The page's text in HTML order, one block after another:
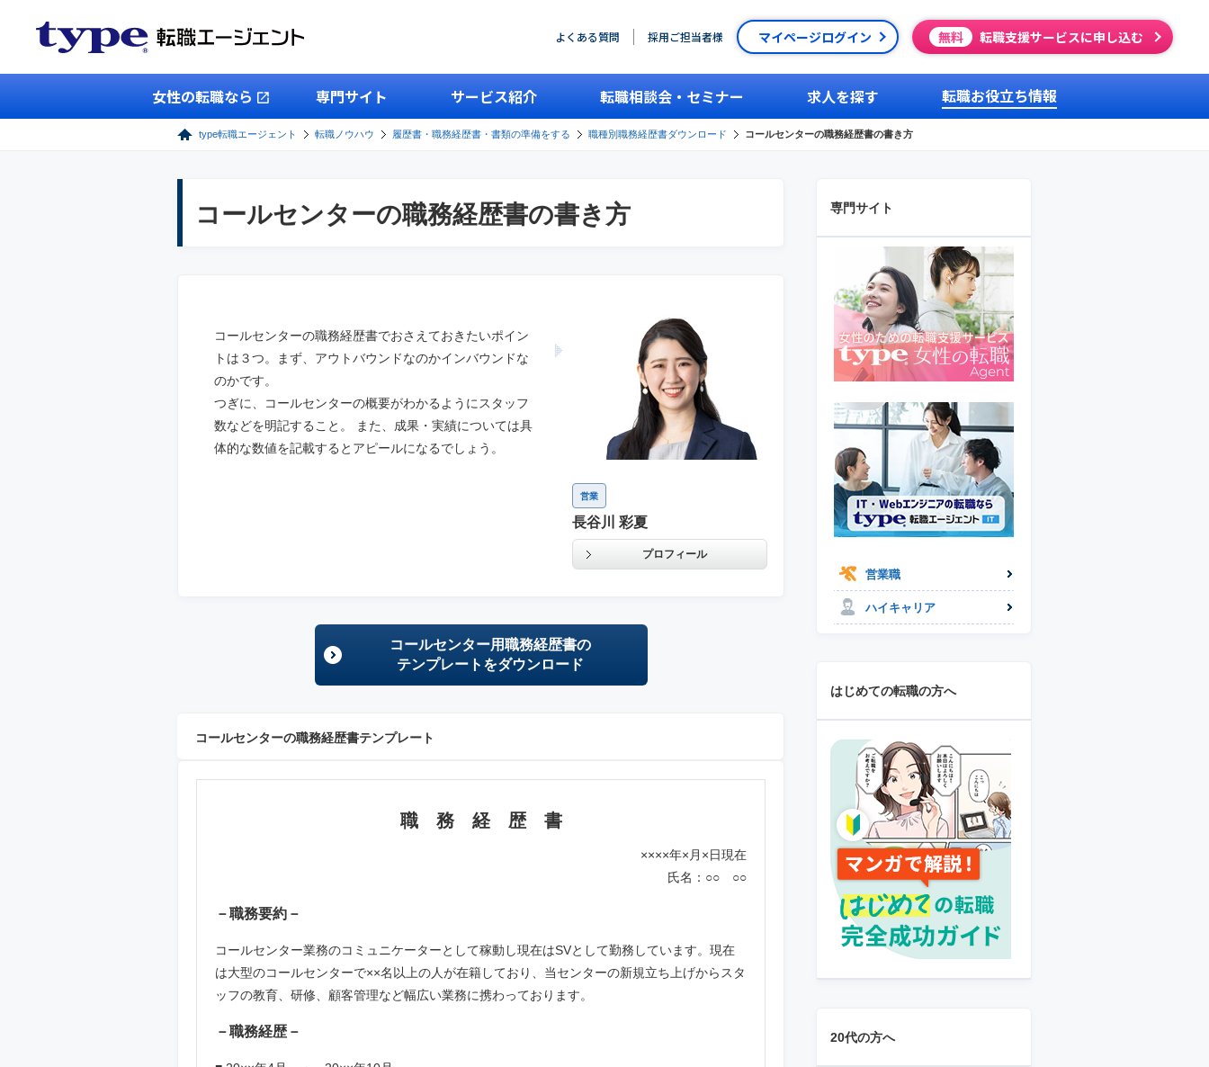
よくある質問 採用ご担当者様 マイページログイン 無料 転職支援サービスに申し込む
女性の転職なら 専門サイト サービス紹介 転職相談会・セミナー 求人を探す 転職お役立ち情報
type転職エージェント 転職ノウハウ 履歴書・職務経歴書・書類の準備をする 職種別職務経歴書ダウンロード コールセンターの職務経歴書の書き方
コールセンターの職務経歴書の書き方
コールセンターの職務経歴書でおさえておきたいポイン
トは３つ。まず、アウトバウンドなのかインバウンドな
のかです。
つぎに、コールセンターの概要がわかるようにスタッフ
数などを明記すること。 また、成果・実績については具
体的な数値を記載するとアピールになるでしょう。
営業
長谷川 彩夏
プロフィール
コールセンター用職務経歴書の
テンプレートをダウンロード
コールセンターの職務経歴書テンプレート
職 務 経 歴 書
××××年×月×日現在
氏名：○○ ○○
－職務要約－
コールセンター業務のコミュニケーターとして稼動し現在はSVとして勤務しています。現在
は大型のコールセンターで××名以上の人が在籍しており、当センターの新規立ち上げからスタ
ッフの教育、研修、顧客管理など幅広い業務に携わっております。
－職務経歴－
専門サイト
営業職
ハイキャリア
はじめての転職の方へ
20代の方へ